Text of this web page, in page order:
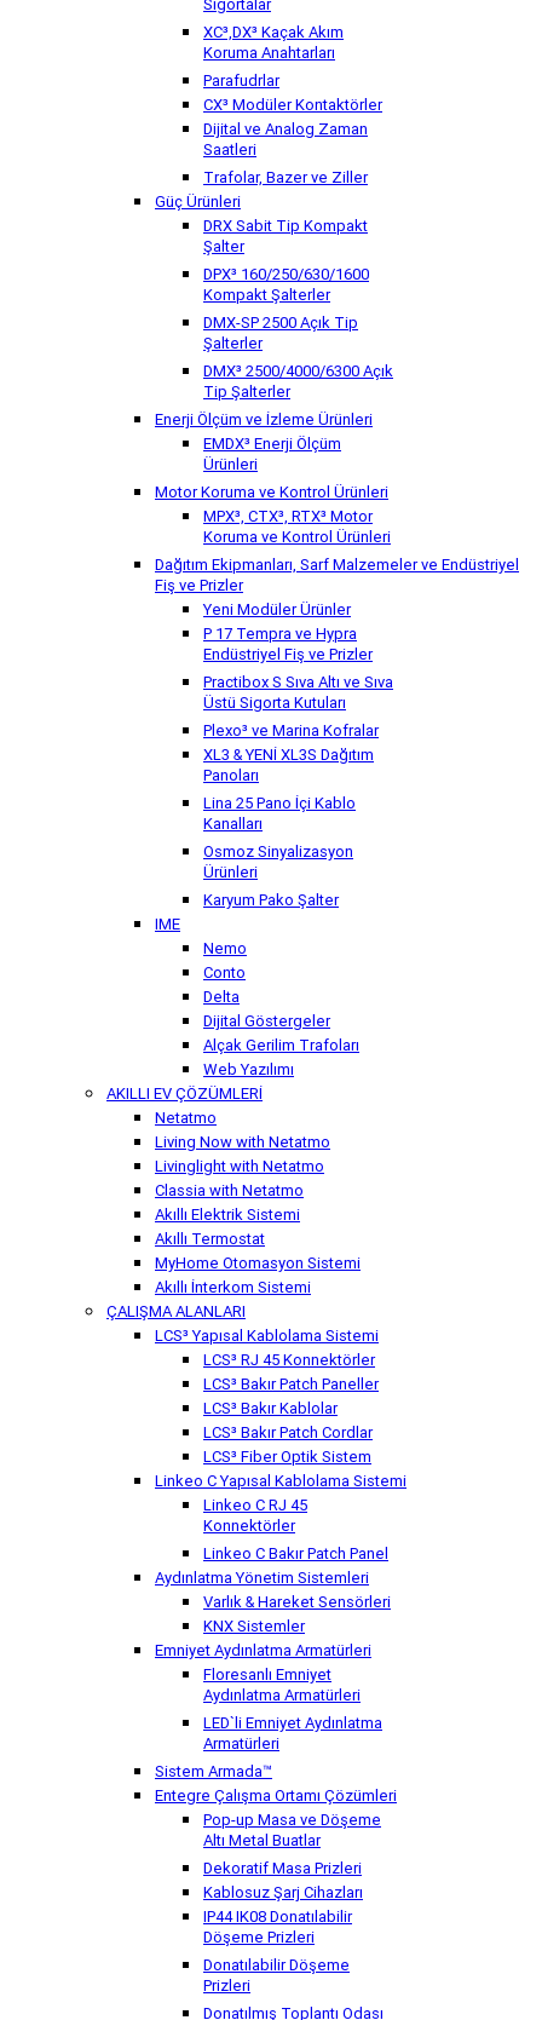
Sigortalar
XC³,DX³ Kaçak Akım
Koruma Anahtarları
Parafudrlar
CX³ Modüler Kontaktörler
Dijital ve Analog Zaman
Saatleri
Trafolar, Bazer ve Ziller
Güç Ürünleri
DRX Sabit Tip Kompakt
Şalter
DPX³ 160/250/630/1600
Kompakt Şalterler
DMX-SP 2500 Açık Tip
Şalterler
DMX³ 2500/4000/6300 Açık
Tip Şalterler
Enerji Ölçüm ve İzleme Ürünleri
EMDX³ Enerji Ölçüm
Ürünleri
Motor Koruma ve Kontrol Ürünleri
MPX³, CTX³, RTX³ Motor
Koruma ve Kontrol Ürünleri
Dağıtım Ekipmanları, Sarf Malzemeler ve Endüstriyel
Fiş ve Prizler
Yeni Modüler Ürünler
P 17 Tempra ve Hypra
Endüstriyel Fiş ve Prizler
Practibox S Sıva Altı ve Sıva
Üstü Sigorta Kutuları
Plexo³ ve Marina Kofralar
XL3 & YENİ XL3S Dağıtım
Panoları
Lina 25 Pano İçi Kablo
Kanalları
Osmoz Sinyalizasyon
Ürünleri
Karyum Pako Şalter
IME
Nemo
Conto
Delta
Dijital Göstergeler
Alçak Gerilim Trafoları
Web Yazılımı
AKILLI EV ÇÖZÜMLERİ
Netatmo
Living Now with Netatmo
Livinglight with Netatmo
Classia with Netatmo
Akıllı Elektrik Sistemi
Akıllı Termostat
MyHome Otomasyon Sistemi
Akıllı İnterkom Sistemi
ÇALIŞMA ALANLARI
LCS³ Yapısal Kablolama Sistemi
LCS³ RJ 45 Konnektörler
LCS³ Bakır Patch Paneller
LCS³ Bakır Kablolar
LCS³ Bakır Patch Cordlar
LCS³ Fiber Optik Sistem
Linkeo C Yapısal Kablolama Sistemi
Linkeo C RJ 45
Konnektörler
Linkeo C Bakır Patch Panel
Aydınlatma Yönetim Sistemleri
Varlık & Hareket Sensörleri
KNX Sistemler
Emniyet Aydınlatma Armatürleri
Floresanlı Emniyet
Aydınlatma Armatürleri
LED`li Emniyet Aydınlatma
Armatürleri
Sistem Armada™
Entegre Çalışma Ortamı Çözümleri
Pop-up Masa ve Döşeme
Altı Metal Buatlar
Dekoratif Masa Prizleri
Kablosuz Şarj Cihazları
IP44 IK08 Donatılabilir
Döşeme Prizleri
Donatılabilir Döşeme
Prizleri
Donatılmış Toplantı Odası